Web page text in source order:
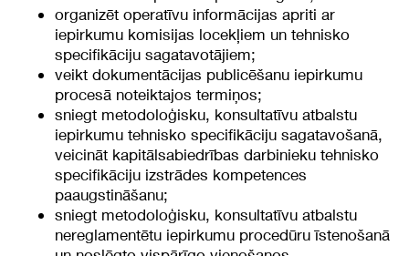
organizēt operatīvu informācijas apriti ar
iepirkumu komisijas locekļiem un tehnisko
specifikāciju sagatavotājiem;
veikt dokumentācijas publicēšanu iepirkumu
procesā noteiktajos termiņos;
sniegt metodoloģisku, konsultatīvu atbalstu
iepirkumu tehnisko specifikāciju sagatavošanā,
veicināt kapitālsabiedrības darbinieku tehnisko
specifikāciju izstrādes kompetences
paaugstināšanu;
sniegt metodoloģisku, konsultatīvu atbalstu
nereglamentētu iepirkumu procedūru īstenošanā